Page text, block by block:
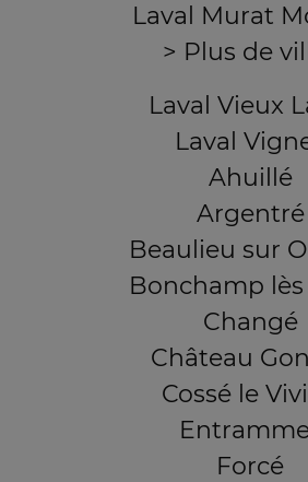
Laval Murat
> Plus de
Laval Vieux
Laval
Ahuillé
Argentré
Beaulieu sur
Bonchamp lès
Changé
Château
Cossé le
Forcé